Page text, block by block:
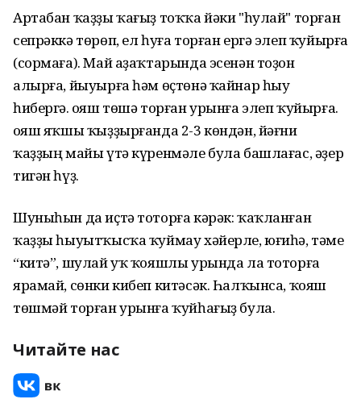
Артабан ҡаҙҙы ҡағыҙ тоҡҡа йәки "һулай" торған
сепрәккә төрөп, ел һуға торған ергә элеп ҡуйырға
(сормаға). Май аҙаҡтарында эсенән тоҙон
алырға, йыуырға һәм өҫтөнә ҡайнар һыу
һибергә. Ҡояш төшә торған урынға элеп ҡуйырға.
Ҡояш яҡшы ҡыҙҙырғанда 2-3 көндән, йәғни
ҡаҙҙың майы үтә күренмәле була башлағас, әҙер
тигән һүҙ.
Шуныһын да иҫтә тоторға кәрәк: ҡаҡланған
ҡаҙҙы һыуытҡысҡа ҡуймау хәйерле, юғиһә, тәме
“китә”, шулай уҡ ҡояшлы урында ла тоторға
ярамай, сөнки кибеп китәсәк. Һалҡынса, ҡояш
төшмәй торған урынға ҡуйһағыҙ була.
Читайте нас